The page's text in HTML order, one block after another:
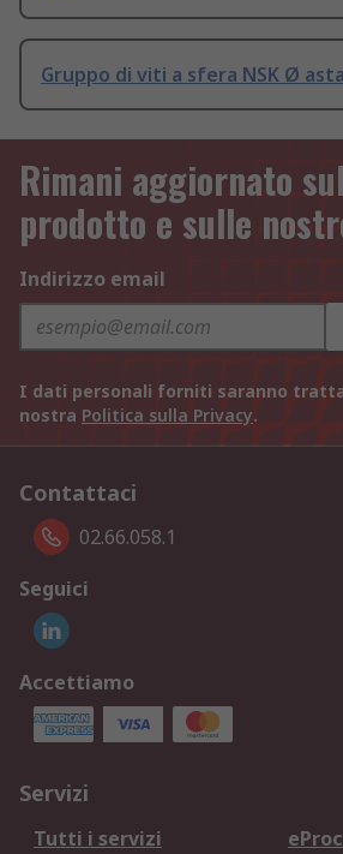
Gruppo di viti a sfera NSK Ø
Rimani aggiornato
prodotto e sulle
Indirizzo email
I dati personali forniti saranno
nostra Politica sulla Privacy.
Contattaci
02.66.058.1
Seguici
Accettiamo
Servizi
Tutti i servizi